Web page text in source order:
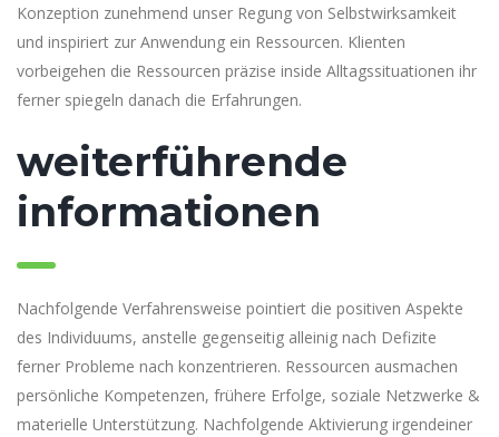
Konzeption zunehmend unser Regung von Selbstwirksamkeit
und inspiriert zur Anwendung ein Ressourcen. Klienten
vorbeigehen die Ressourcen präzise inside Alltagssituationen ihr
ferner spiegeln danach die Erfahrungen.
weiterführende
informationen
Nachfolgende Verfahrensweise pointiert die positiven Aspekte
des Individuums, anstelle gegenseitig alleinig nach Defizite
ferner Probleme nach konzentrieren. Ressourcen ausmachen
persönliche Kompetenzen, frühere Erfolge, soziale Netzwerke &
materielle Unterstützung. Nachfolgende Aktivierung irgendeiner